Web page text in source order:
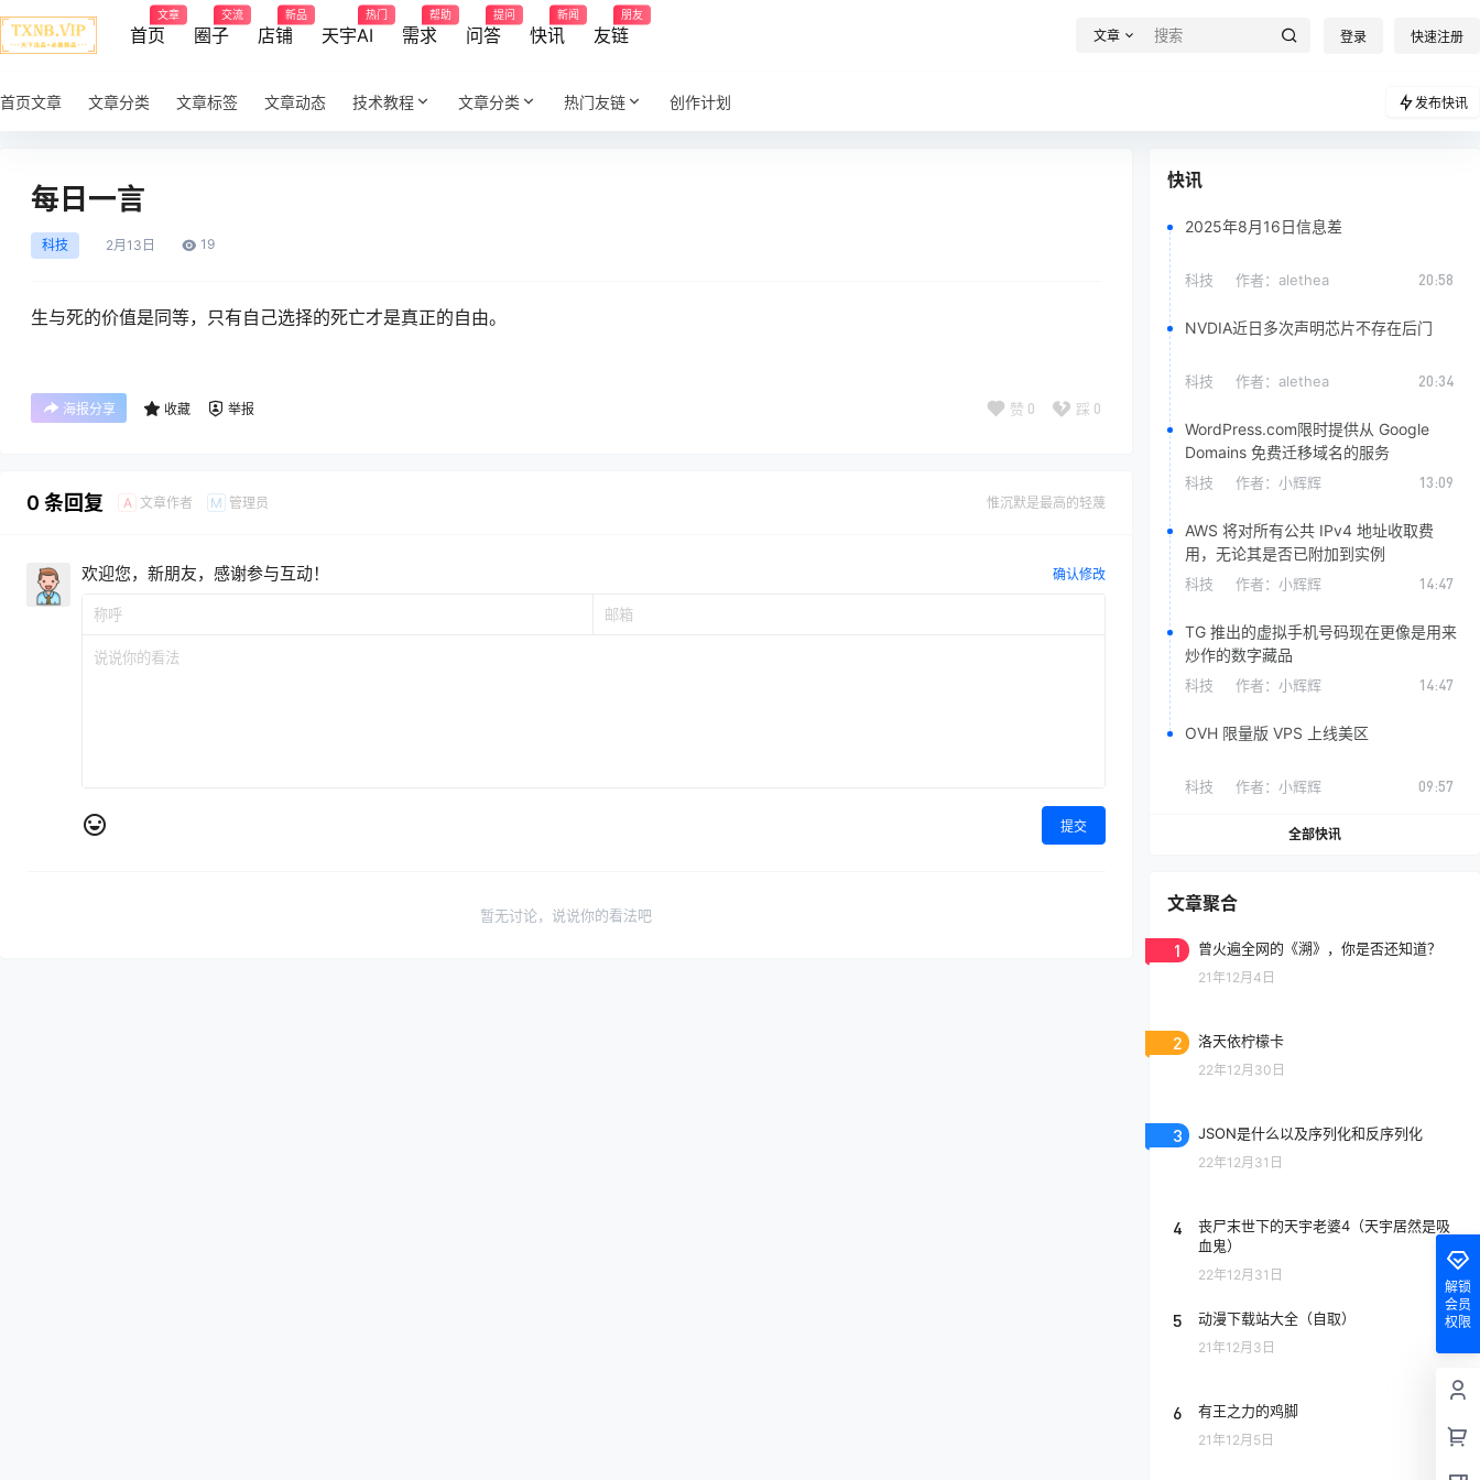
首页
文章
圈子
交流
店铺
新品
天宇AI
热门
需求
帮助
问答
提问
快讯
新闻
友链
朋友
文章 登录 快速注册
首页文章 文章分类 文章标签 文章动态 技术教程 文章分类 热门友链 创作计划 发布快讯
每日一言
科技 2月 13日 19
生与死的价值是同等，只有自己选择的死亡才是真正的自由。
海报分享 收藏 举报 赞 0 踩 0
0 条回复 A 文章作者 M 管理员 惟沉默是最高的轻蔑
欢迎您，新朋友，感谢参与互动！ 确认修改
提交
暂无讨论，说说你的看法吧
快讯
2025年8月16日信息差
科技 作者： alethea 20:58
NVDIA近日多次声明芯片不存在后门
科技 作者： alethea 20:34
WordPress.com限时提供从 Google
Domains 免费迁移域名的服务
科技 作者： 小辉辉 13:09
AWS 将对所有公共 IPv4 地址收取费
用，无论其是否已附加到实例
科技 作者： 小辉辉 14:47
TG 推出的虚拟手机号码现在更像是用来
炒作的数字藏品
科技 作者： 小辉辉 14:47
OVH 限量版 VPS 上线美区
科技 作者： 小辉辉 09:57
全部快讯
文章聚合
1 曾火遍全网的《溯》，你是否还知道？
21年12月4日
2 洛天依柠檬卡
22年12月30日
3 JSON是什么以及序列化和反序列化
22年12月31日
4
丧尸末世下的天宇老婆4（天宇居然是吸
血鬼）
22年12月31日
5 动漫下载站大全（自取）
21年12月3日
6 有王之力的鸡脚
21年12月5日
解锁
会员
权限